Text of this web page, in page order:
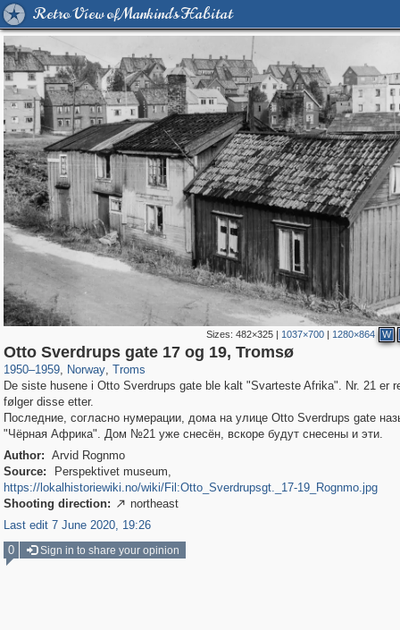
Retro View of Mankind's Habitat
Sizes: 482×325| 1037×700| 1280×864 W
Otto Sverdrups gate 17 og 19, Tromsø
1950–1959, Norway
3,731 68
, Troms
1,966
De siste husene i Otto Sverdrups gate ble kalt "Svarteste Afrika". Nr. 21 er
følger disse etter.
Последние, согласно нумерации, дома на улице Otto Sverdrups gate
"Чёрная Африка". Дом №21 уже снесён, вскоре будут снесены и эти.
Author: Arvid Rognmo
Source:
Perspektivet museum,
https://lokalhistoriewiki.no/wiki/Fil:Otto_Sverdrupsgt._17-19_Rognmo.jpg
Shooting direction:  northeast
Last edit 7 June 2020, 19:26
0
Sign in to share your opinion